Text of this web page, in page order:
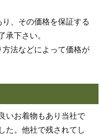
、その価格を保証する
承下さい。
法などによって価格が
いお着物もあり当社で
た。他社で残されてし